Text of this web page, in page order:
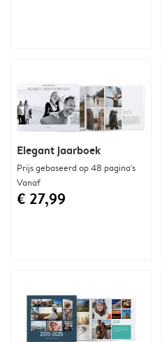
Elegant jaarboek
Prijs gebaseerd op 48 pagina's
Vanaf
€ 27,99